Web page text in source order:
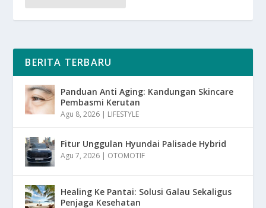
BERITA TERBARU
Panduan Anti Aging: Kandungan Skincare
Pembasmi Kerutan
Agu 8, 2026 | LIFESTYLE
Fitur Unggulan Hyundai Palisade Hybrid
Agu 7, 2026 | OTOMOTIF
Healing Ke Pantai: Solusi Galau Sekaligus
Penjaga Kesehatan